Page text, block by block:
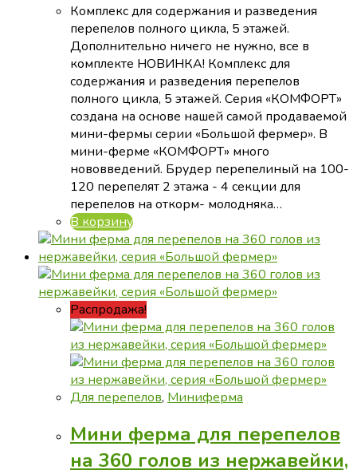
составляла
118
800 ₽.
96
360 ₽.
Комплекс для содержания и разведения
перепелов полного цикла, 5 этажей.
Дополнительно ничего не нужно, все в
комплекте НОВИНКА! Комплекс для
содержания и разведения перепелов
полного цикла, 5 этажей. Серия «КОМФОРТ»
создана на основе нашей самой продаваемой
мини-фермы серии «Большой фермер». В
мини-ферме «КОМФОРТ» много
нововведений. Брудер перепелиный на 100-
120 перепелят 2 этажа - 4 секции для
перепелов на откорм- молодняка…
В корзину
Распродажа!
Для перепелов, Миниферма
Мини ферма для перепелов
на 360 голов из нержавейки,